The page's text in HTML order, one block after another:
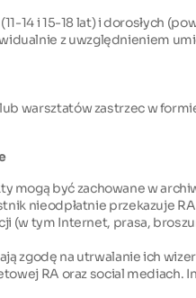
14 i 15-18 lat) i dorosłych
z uwzględnieniem
warsztatów zastrzec w
być zachowane w
nieodpłatnie przekazuje
(w tym Internet, prasa,
zgodę na utrwalanie ich
RA oraz social mediach.